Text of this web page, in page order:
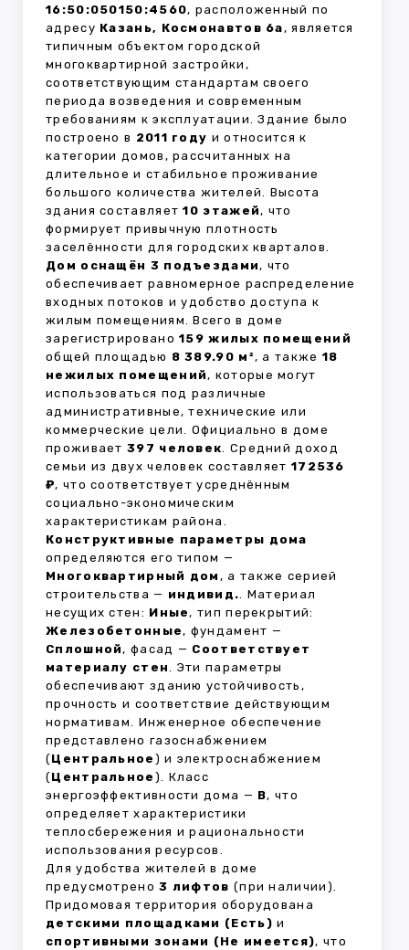
16:50:050150:4560, расположенный по
адресу Казань, Космонавтов 6а, является
типичным объектом городской
многоквартирной застройки,
соответствующим стандартам своего
периода возведения и современным
требованиям к эксплуатации. Здание было
построено в 2011 году и относится к
категории домов, рассчитанных на
длительное и стабильное проживание
большого количества жителей. Высота
здания составляет10 этажей, что
формирует привычную плотность
заселённости для городских кварталов.
Дом оснащён 3 подъездами, что
обеспечивает равномерное распределение
входных потоков и удобство доступа к
жилым помещениям. Всего в доме
зарегистрировано159 жилых помещений
общей площадью 8 389.90 м², а также 18
нежилых помещений, которые могут
использоваться под различные
административные, технические или
коммерческие цели. Официально в доме
проживает 397 человек. Средний доход
семьи из двух человек составляет 172536
₽, что соответствует усреднённым
социально-экономическим
характеристикам района.
Конструктивные параметры дома
определяются его типом —
Многоквартирный дом , а также серией
строительства — индивид.. Материал
несущих стен: Иные, тип перекрытий:
Железобетонные, фундамент —
Сплошной, фасад — Соответствует
материалу стен. Эти параметры
обеспечивают зданию устойчивость,
прочность и соответствие действующим
нормативам. Инженерное обеспечение
представлено газоснабжением
(Центральное ) и электроснабжением
(Центральное ). Класс
энергоэффективности дома — B, что
определяет характеристики
теплосбережения и рациональности
использования ресурсов.
Для удобства жителей в доме
предусмотрено3 лифтов (при наличии).
Придомовая территория оборудована
детскими площадками (Есть) и
спортивными зонами (Не имеется), что